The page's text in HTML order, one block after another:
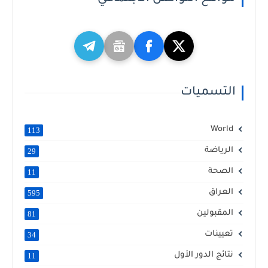
التسميات
World
113
الرياضة 29
الصحة 11
العراق 595
المقبولين 81
تعيينات 34
نتائج الدور الأول 11